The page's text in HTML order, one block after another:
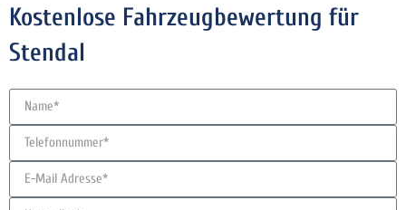
Kostenlose Fahrzeugbewertung für
Stendal